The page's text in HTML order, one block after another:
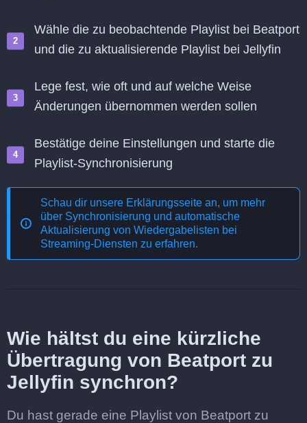
Wähle die zu beobachtende Playlist bei Beatport
und die zu aktualisierende Playlist bei Jellyfin
Lege fest, wie oft und auf welche Weise
Änderungen übernommen werden sollen
Bestätige deine Einstellungen und starte die
Playlist-Synchronisierung
Schau dir unsere Erklärungsseite an, um mehr
über Synchronisierung und automatische
Aktualisierung von Wiedergabelisten bei
Streaming-Diensten zu erfahren.
Wie hältst du eine kürzliche
Übertragung von Beatport zu
Jellyfin synchron?
Du hast gerade eine Playlist von Beatport zu